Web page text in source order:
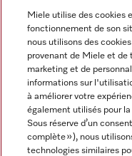
Miele sur Instagram
Miele surMiele sur
Miele utilise des cookies
fonctionnement de son
nous utilisons des
provenant de Miele et de
marketing et de
informations sur
à améliorer votre
également utilisés pour
Sous réserve d’un
complète »), nous
technologies similaires